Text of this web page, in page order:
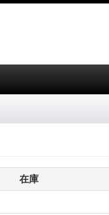
在庫